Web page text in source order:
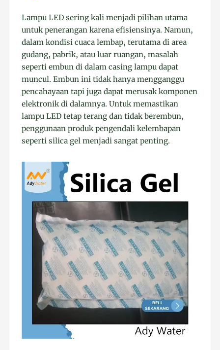
Lampu LED sering kali menjadi pilihan utama
untuk penerangan karena efisiensinya. Namun,
dalam kondisi cuaca lembap, terutama di area
gudang, pabrik, atau luar ruangan, masalah
seperti embun di dalam casing lampu dapat
muncul. Embun ini tidak hanya mengganggu
pencahayaan tapi juga dapat merusak komponen
elektronik di dalamnya. Untuk memastikan
lampu LED tetap terang dan tidak berembun,
penggunaan produk pengendali kelembapan
seperti silica gel menjadi sangat penting.